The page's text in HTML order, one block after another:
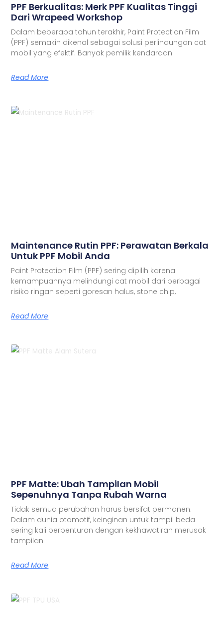
PPF Berkualitas: Merk PPF Kualitas Tinggi
Dari Wrapeed Workshop
Dalam beberapa tahun terakhir, Paint Protection Film
(PPF) semakin dikenal sebagai solusi perlindungan cat
mobil yang efektif. Banyak pemilik kendaraan
Read More
Maintenance Rutin PPF: Perawatan Berkala
Untuk PPF Mobil Anda
Paint Protection Film (PPF) sering dipilih karena
kemampuannya melindungi cat mobil dari berbagai
risiko ringan seperti goresan halus, stone chip,
Read More
PPF Matte: Ubah Tampilan Mobil
Sepenuhnya Tanpa Rubah Warna
Tidak semua perubahan harus bersifat permanen.
Dalam dunia otomotif, keinginan untuk tampil beda
sering kali berbenturan dengan kekhawatiran merusak
tampilan
Read More